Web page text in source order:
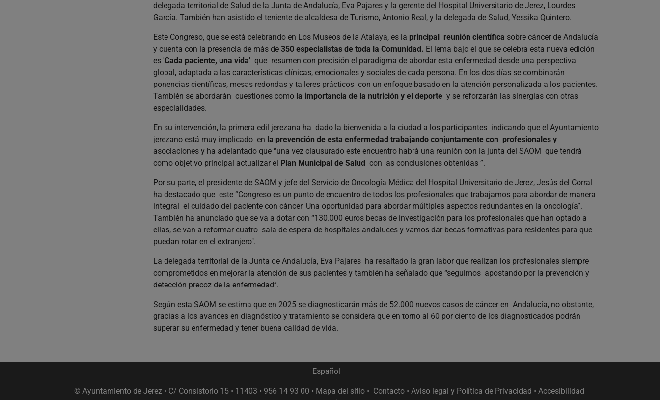
delegada territorial de Salud de la Junta de Andalucía, Eva Pajares y la gerente del Hospital Universitario de Jerez, Lourdes
García. También han asistido el teniente de alcaldesa de Turismo, Antonio Real, y la delegada de Salud, Yessika Quintero.
Este Congreso, que se está celebrando en Los Museos de la Atalaya, es la principal reunión científica sobre cáncer de Andalucía
y cuenta con la presencia de más de 350 especialistas de toda la Comunidad. El lema bajo el que se celebra esta nueva edición
es 'Cada paciente, una vida' que resumen con precisión el paradigma de abordar esta enfermedad desde una perspectiva
global, adaptada a las características clínicas, emocionales y sociales de cada persona. En los dos días se combinarán
ponencias científicas, mesas redondas y talleres prácticos con un enfoque basado en la atención personalizada a los pacientes.
También se abordarán cuestiones como la importancia de la nutrición y el deporte y se reforzarán las sinergias con otras
especialidades.
En su intervención, la primera edil jerezana ha dado la bienvenida a la ciudad a los participantes indicando que el Ayuntamiento
jerezano está muy implicado en la prevención de esta enfermedad trabajando conjuntamente con profesionales y
asociaciones y ha adelantado que “una vez clausurado este encuentro habrá una reunión con la junta del SAOM que tendrá
como objetivo principal actualizar el Plan Municipal de Salud con las conclusiones obtenidas ”.
Por su parte, el presidente de SAOM y jefe del Servicio de Oncología Médica del Hospital Universitario de Jerez, Jesús del Corral
ha destacado que este “Congreso es un punto de encuentro de todos los profesionales que trabajamos para abordar de manera
integral el cuidado del paciente con cáncer. Una oportunidad para abordar múltiples aspectos redundantes en la oncología”.
También ha anunciado que se va a dotar con “130.000 euros becas de investigación para los profesionales que han optado a
ellas, se van a reformar cuatro sala de espera de hospitales andaluces y vamos dar becas formativas para residentes para que
puedan rotar en el extranjero".
La delegada territorial de la Junta de Andalucía, Eva Pajares ha resaltado la gran labor que realizan los profesionales siempre
comprometidos en mejorar la atención de sus pacientes y también ha señalado que “seguimos apostando por la prevención y
detección precoz de la enfermedad”.
Según esta SAOM se estima que en 2025 se diagnosticarán más de 52.000 nuevos casos de cáncer en Andalucía, no obstante,
gracias a los avances en diagnóstico y tratamiento se considera que en torno al 60 por ciento de los diagnosticados podrán
superar su enfermedad y tener buena calidad de vida.
Español
© Ayuntamiento de Jerez • C/ Consistorio 15 • 11403 • 956 14 93 00 • Mapa del sitio• Contacto• Aviso legal y Política de Privacidad • Accesibilidad